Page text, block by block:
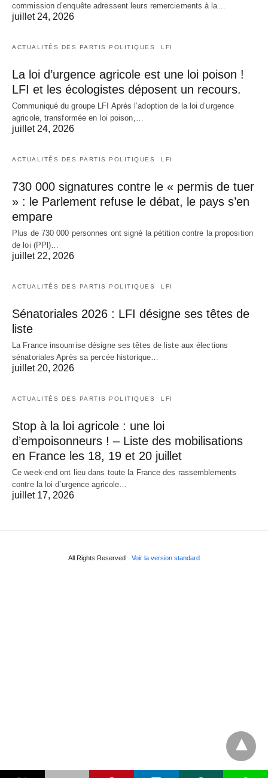
commission d’enquête adressent leurs remerciements à la…
juillet 24, 2026
ACTUALITÉS DES PARTIS POLITIQUES LFI
La loi d’urgence agricole est une loi poison !
LFI et les écologistes déposent un recours.
Communiqué du groupe LFI Après l’adoption de la loi d’urgence
agricole, transformée en loi poison,…
juillet 24, 2026
ACTUALITÉS DES PARTIS POLITIQUES LFI
730 000 signatures contre le « permis de tuer
» : le Parlement refuse le débat, le pays s’en
empare
Plus de 730 000 personnes ont signé la pétition contre la proposition
de loi (PPl)…
juillet 22, 2026
ACTUALITÉS DES PARTIS POLITIQUES LFI
Sénatoriales 2026 : LFI désigne ses têtes de
liste
La France insoumise désigne ses têtes de liste aux élections
sénatoriales Après sa percée historique…
juillet 20, 2026
ACTUALITÉS DES PARTIS POLITIQUES LFI
Stop à la loi agricole : une loi
d’empoisonneurs ! – Liste des mobilisations
en France les 18, 19 et 20 juillet
Ce week-end ont lieu dans toute la France des rassemblements
contre la loi d’urgence agricole…
juillet 17, 2026
All Rights Reserved Voir la version standard